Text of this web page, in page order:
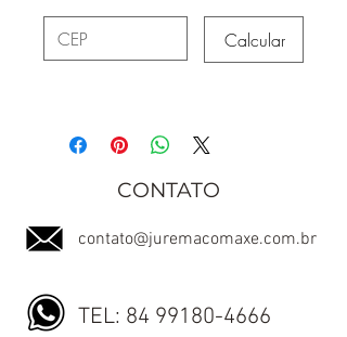
Calcular
CONTATO
contato@juremacomaxe.com.br
TEL: 84 99180-4666